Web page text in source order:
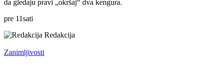
da gledaju pravi „okršaj“ dva kengura.
pre 11sati
Redakcija
Zanimljivosti